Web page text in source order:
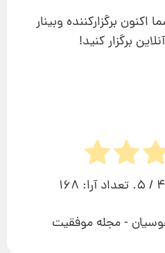
برگزارکننده وبینار
برگزار کنید!
/ 5. تعداد آرا:
168
- مجله موفقیت